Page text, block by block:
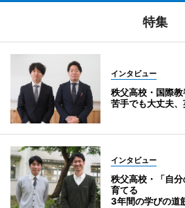
特集
インタビュー
秩父高校・国際
苦手でも大丈夫
インタビュー
秩父高校・「自
育てる
3年間の学びの道